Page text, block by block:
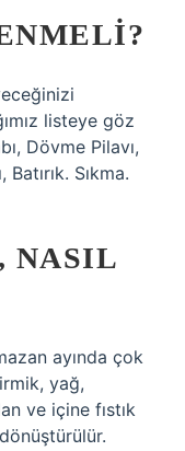
listeye göz
Dövme Pilavı,
Sıkma.
NASIL
ayında çok
yağ,
ve içine fıstık